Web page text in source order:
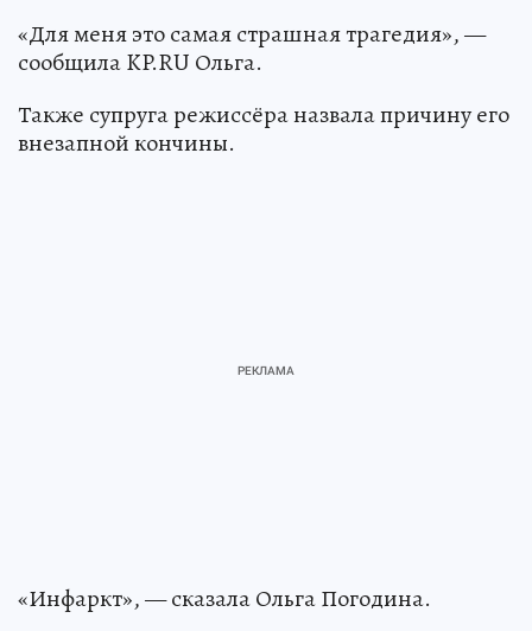
«Для меня это самая страшная трагедия», —
сообщила KP.RU Ольга.
Также супруга режиссёра назвала причину его
внезапной кончины.
«Инфаркт», — сказала Ольга Погодина.